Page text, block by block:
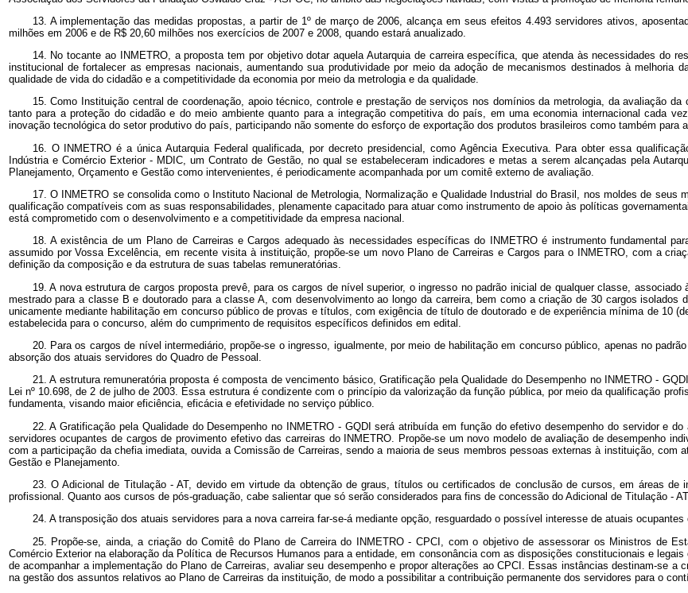
13. A implementação das medidas propostas, a partir de 1º de março de 2006, alcança em seus efeitos 4.493 servidores ativos,
milhões em 2006 e de R$ 20,60 milhões nos exercícios de 2007 e 2008, quando estará anualizado.
14. No tocante ao INMETRO, a proposta tem por objetivo dotar aquela Autarquia de carreira específica, que atenda às necessidades do
institucional de fortalecer as empresas nacionais, aumentando sua produtividade por meio da adoção de mecanismos destinados à
qualidade de vida do cidadão e a competitividade da economia por meio da metrologia e da qualidade.
15. Como Instituição central de coordenação, apoio técnico, controle e prestação de serviços nos domínios da metrologia, da avaliação
tanto para a proteção do cidadão e do meio ambiente quanto para a integração competitiva do país, em uma economia internacional cada
inovação tecnológica do setor produtivo do país, participando não somente do esforço de exportação dos produtos brasileiros como também
16. O INMETRO é a única Autarquia Federal qualificada, por decreto presidencial, como Agência Executiva. Para obter essa
Indústria e Comércio Exterior - MDIC, um Contrato de Gestão, no qual se estabeleceram indicadores e metas a serem alcançadas pela
Planejamento, Orçamento e Gestão como intervenientes, é periodicamente acompanhada por um comitê externo de avaliação.
17. O INMETRO se consolida como o Instituto Nacional de Metrologia, Normalização e Qualidade Industrial do Brasil, nos moldes de
qualificação compatíveis com as suas responsabilidades, plenamente capacitado para atuar como instrumento de apoio às políticas
está comprometido com o desenvolvimento e a competitividade da empresa nacional.
18. A existência de um Plano de Carreiras e Cargos adequado às necessidades específicas do INMETRO é instrumento fundamental
assumido por Vossa Excelência, em recente visita à instituição, propõe-se um novo Plano de Carreiras e Cargos para o INMETRO, com a
definição da composição e da estrutura de suas tabelas remuneratórias.
19. A nova estrutura de cargos proposta prevê, para os cargos de nível superior, o ingresso no padrão inicial de qualquer classe,
mestrado para a classe B e doutorado para a classe A, com desenvolvimento ao longo da carreira, bem como a criação de 30 cargos
unicamente mediante habilitação em concurso público de provas e títulos, com exigência de título de doutorado e de experiência mínima de 10
estabelecida para o concurso, além do cumprimento de requisitos específicos definidos em edital.
20. Para os cargos de nível intermediário, propõe-se o ingresso, igualmente, por meio de habilitação em concurso público, apenas no
absorção dos atuais servidores do Quadro de Pessoal.
21. A estrutura remuneratória proposta é composta de vencimento básico, Gratificação pela Qualidade do Desempenho no INMETRO -
Lei nº 10.698, de 2 de julho de 2003. Essa estrutura é condizente com o princípio da valorização da função pública, por meio da qualificação
fundamenta, visando maior eficiência, eficácia e efetividade no serviço público.
22. A Gratificação pela Qualidade do Desempenho no INMETRO - GQDI será atribuída em função do efetivo desempenho do servidor e
servidores ocupantes de cargos de provimento efetivo das carreiras do INMETRO. Propõe-se um novo modelo de avaliação de desempenho
com a participação da chefia imediata, ouvida a Comissão de Carreiras, sendo a maioria de seus membros pessoas externas à instituição, com
Gestão e Planejamento.
23. O Adicional de Titulação - AT, devido em virtude da obtenção de graus, títulos ou certificados de conclusão de cursos, em áreas
profissional. Quanto aos cursos de pós-graduação, cabe salientar que só serão considerados para fins de concessão do Adicional de Titulação -
24. A transposição dos atuais servidores para a nova carreira far-se-á mediante opção, resguardado o possível interesse de atuais
25. Propõe-se, ainda, a criação do Comitê do Plano de Carreira do INMETRO - CPCI, com o objetivo de assessorar os Ministros de
Comércio Exterior na elaboração da Política de Recursos Humanos para a entidade, em consonância com as disposições constitucionais e
de acompanhar a implementação do Plano de Carreiras, avaliar seu desempenho e propor alterações ao CPCI. Essas instâncias destinam-se
na gestão dos assuntos relativos ao Plano de Carreiras da instituição, de modo a possibilitar a contribuição permanente dos servidores para o